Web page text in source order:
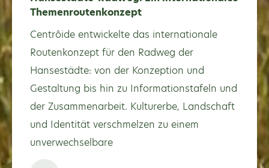
Themenroutenkonzept
Centrôide entwickelte das internationale
Routenkonzept für den Radweg der
Hansestädte: von der Konzeption und
Gestaltung bis hin zu Informationstafeln und
der Zusammenarbeit. Kulturerbe, Landschaft
und Identität verschmelzen zu einem
unverwechselbare